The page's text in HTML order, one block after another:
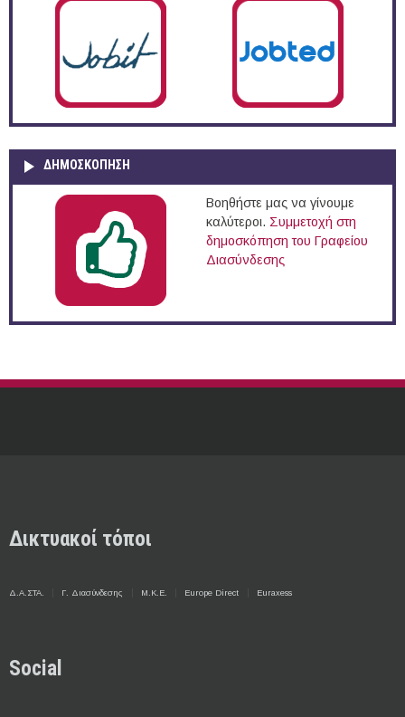
ΔΗΜΟΣΚΌΠΗΣΗ
Βοηθήστε μας να γίνουμε
καλύτεροι. Συμμετοχή στη
δημοσκόπηση του Γραφείου
Διασύνδεσης
Δικτυακοί τόποι
Δ.Α.ΣΤΑ. Γ. Διασύνδεσης Μ.Κ.Ε. Europe Direct Euraxess
Social